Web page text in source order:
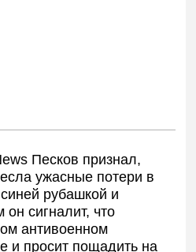
Песков признал,
ужасные потери в
рубашкой и
сигналит, что
антивоенном
и просит пощадить на